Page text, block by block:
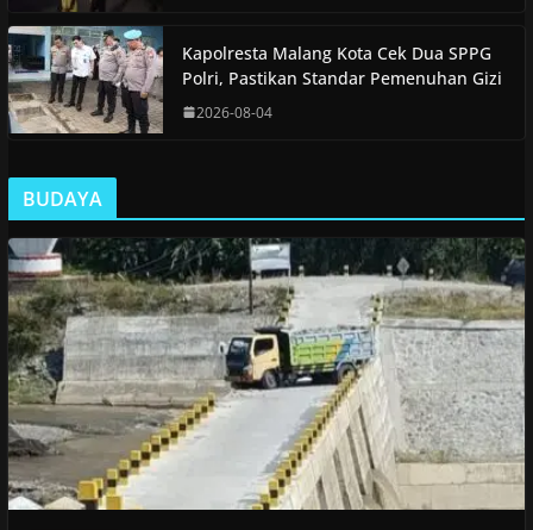
Kapolresta Malang Kota Cek Dua SPPG
Polri, Pastikan Standar Pemenuhan Gizi
2026-08-04
BUDAYA